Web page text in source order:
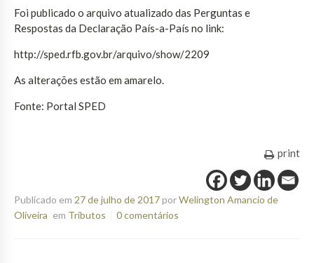
Foi publicado o arquivo atualizado das Perguntas e
Respostas da Declaração País-a-País no link:
http://sped.rfb.gov.br/arquivo/show/2209
As alterações estão em amarelo.
Fonte: Portal SPED
print
Publicado em 27 de julho de 2017porWelington Amancio de
Oliveira em Tributos 0 comentários